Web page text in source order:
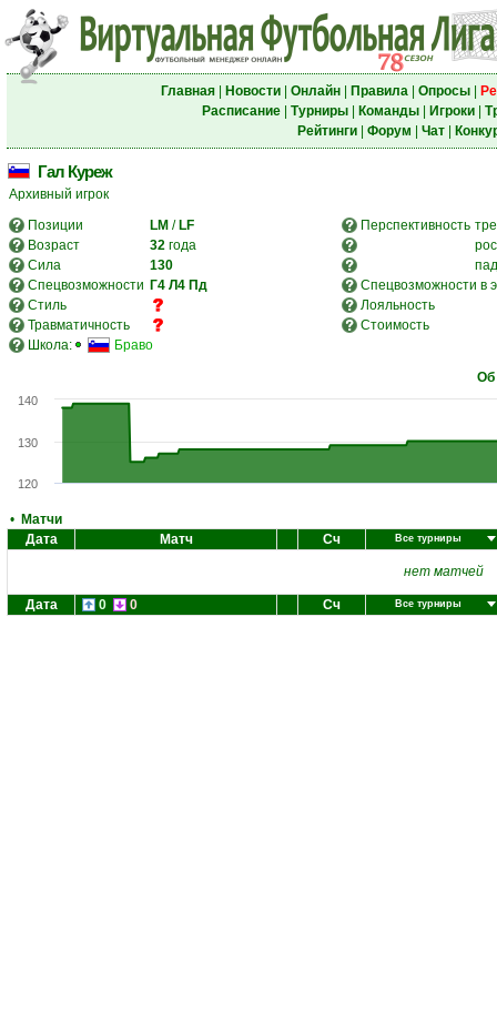
Главная| Новости| Онлайн| Правила| Опросы|
Расписание| Турниры| Команды| Игроки|
Рейтинги| Форум Чат|
Гал Куреж
Архивный игрок
Позиции
LM / LF Перспективность
Возраст
32 года
Сила
130
Спецвозможности Г4 Л4 Пд
Спецвозможности в
Стиль
Лояльность
Травматичность
Стоимость
Школа:
Браво
Об
120
130
140
• Матчи
Дата
Матч Сч Все турниры
нет матчей
Дата 0 0 Сч Все турниры